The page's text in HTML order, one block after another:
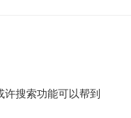
搜索功能可以帮到